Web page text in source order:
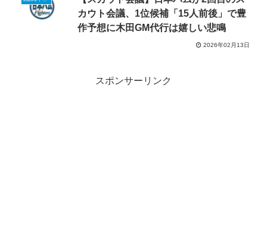
カウト会議、1位候補「15人前後」で豊
作予想に木田GM代行は嬉しい悲鳴
2026年02月13日
スポンサーリンク